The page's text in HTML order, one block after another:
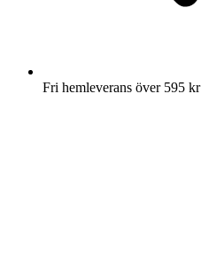
Fri hemleverans över 595 kr